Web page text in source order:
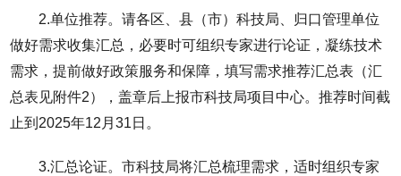
2.单位推荐。请各区、县（市）科技局、归口管理单位
做好需求收集汇总，必要时可组织专家进行论证，凝练技术
需求，提前做好政策服务和保障，填写需求推荐汇总表（汇
总表见附件2），盖章后上报市科技局项目中心。推荐时间截
止到2025年12月31日。
3.汇总论证。市科技局将汇总梳理需求，适时组织专家